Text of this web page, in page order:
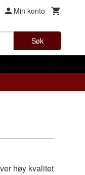
Min konto
Søk
høy kvalitet